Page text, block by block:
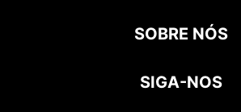
SOBRE NÓS
SIGA-NOS